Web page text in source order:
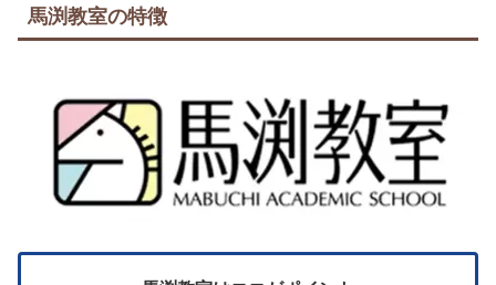
馬渕教室の特徴